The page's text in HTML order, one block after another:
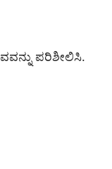
ಪರಿಶೀಲಿಸಿ.